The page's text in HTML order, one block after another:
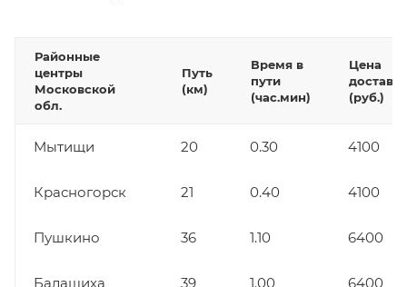
Районные
центры
Московской
обл.
Путь
(км)
Время в
пути
(час.мин)
Цена
(руб.)
Мытищи 20 0.30 4100
Красногорск 21 0.40 4100
Пушкино 36 1.10 6400
Балашиха 39 1.00 6400